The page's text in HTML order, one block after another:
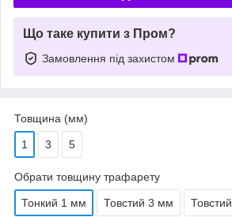
Що таке купити з Пром?
Замовлення під захистом
Товщина (мм)
1 3 5
Обрати товщину трафарету
Тонкий 1 мм Товстий 3 мм